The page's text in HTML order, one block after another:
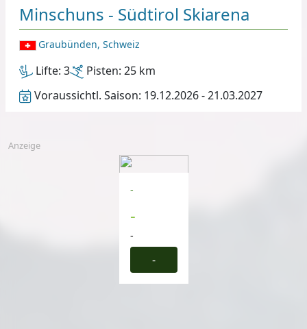
Minschuns - Südtirol Skiarena
Graubünden, Schweiz
Lifte: 3 Pisten: 25 km
Voraussichtl. Saison: 19.12.2026 - 21.03.2027
Anzeige
-
-
-
-